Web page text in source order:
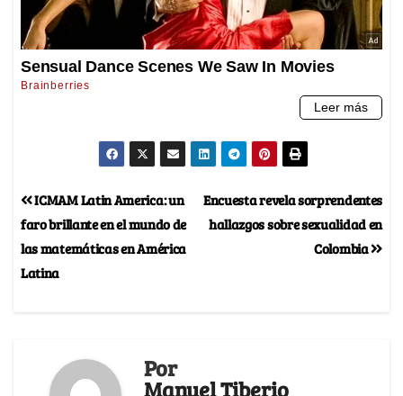
Encuesta revela sorprendentes
hallazgos sobre sexualidad en
Colombia
ICMAM Latin America: un
faro brillante en el mundo de
las matemáticas en América
Latina
Por
Manuel Tiberio